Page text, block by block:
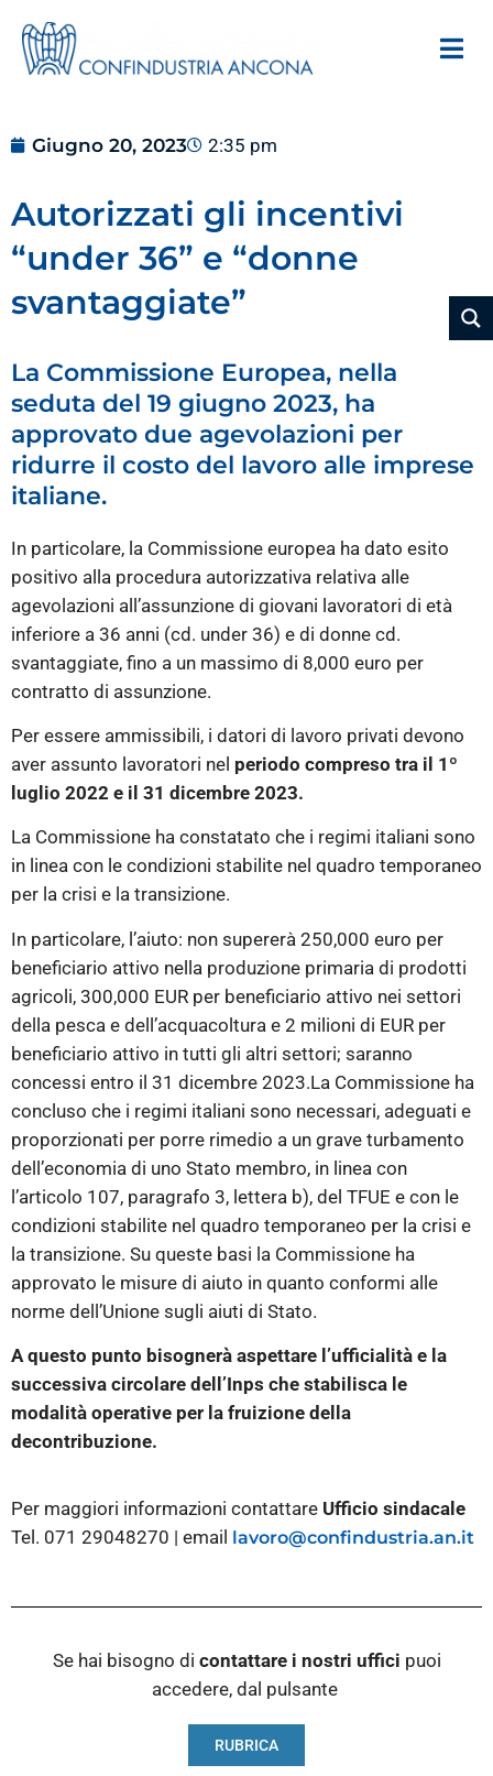
Giugno 20, 2023 2:35 pm
Autorizzati gli incentivi
“under 36” e “donne
svantaggiate”
La Commissione Europea, nella
seduta del 19 giugno 2023, ha
approvato due agevolazioni per
ridurre il costo del lavoro alle imprese
italiane.
In particolare, la Commissione europea ha dato esito
positivo alla procedura autorizzativa relativa alle
agevolazioni all’assunzione di giovani lavoratori di età
inferiore a 36 anni (cd. under 36) e di donne cd.
svantaggiate, fino a un massimo di 8,000 euro per
contratto di assunzione.
Per essere ammissibili, i datori di lavoro privati devono
aver assunto lavoratori nel periodo compreso tra il 1º
luglio 2022 e il 31 dicembre 2023.
La Commissione ha constatato che i regimi italiani sono
in linea con le condizioni stabilite nel quadro temporaneo
per la crisi e la transizione.
In particolare, l’aiuto: non supererà 250,000 euro per
beneficiario attivo nella produzione primaria di prodotti
agricoli, 300,000 EUR per beneficiario attivo nei settori
della pesca e dell’acquacoltura e 2 milioni di EUR per
beneficiario attivo in tutti gli altri settori; saranno
concessi entro il 31 dicembre 2023.La Commissione ha
concluso che i regimi italiani sono necessari, adeguati e
proporzionati per porre rimedio a un grave turbamento
dell’economia di uno Stato membro, in linea con
l’articolo 107, paragrafo 3, lettera b), del TFUE e con le
condizioni stabilite nel quadro temporaneo per la crisi e
la transizione. Su queste basi la Commissione ha
approvato le misure di aiuto in quanto conformi alle
norme dell’Unione sugli aiuti di Stato.
A questo punto bisognerà aspettare l’ufficialità e la
successiva circolare dell’Inps che stabilisca le
modalità operative per la fruizione della
decontribuzione.
Per maggiori informazioni contattare Ufficio sindacale
Tel. 071 29048270 | email lavoro@confindustria.an.it
Se hai bisogno di contattare i nostri uffici puoi
accedere, dal pulsante
RUBRICA